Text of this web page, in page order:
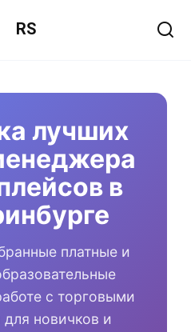
RS
лучших
в
платные и
с торговыми
новичков и